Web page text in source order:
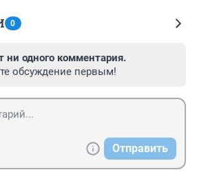
0
ни одного комментария.
обсуждение первым!
Отправить